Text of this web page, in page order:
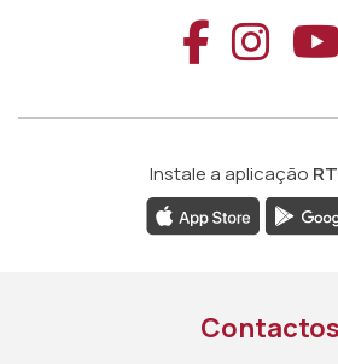
Instale a aplicação
Contactos